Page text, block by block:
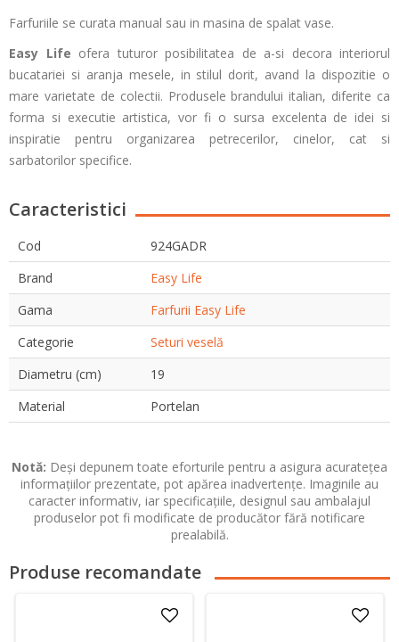
Farfuriile se curata manual sau in masina de spalat vase.
Easy Life ofera tuturor posibilitatea de a-si decora interiorul
bucatariei si aranja mesele, in stilul dorit, avand la dispozitie o
mare varietate de colectii. Produsele brandului italian, diferite ca
forma si executie artistica, vor fi o sursa excelenta de idei si
inspiratie pentru organizarea petrecerilor, cinelor, cat si
sarbatorilor specifice.
Caracteristici
Cod
924GADR
Brand
Easy Life
Gama
Farfurii Easy Life
Categorie
Seturi veselă
Diametru (cm)
19
Material
Portelan
Notă: Deși depunem toate eforturile pentru a asigura acuratețea
informațiilor prezentate, pot apărea inadvertențe. Imaginile au
caracter informativ, iar specificațiile, designul sau ambalajul
produselor pot fi modificate de producător fără notificare
prealabilă.
Produse recomandate